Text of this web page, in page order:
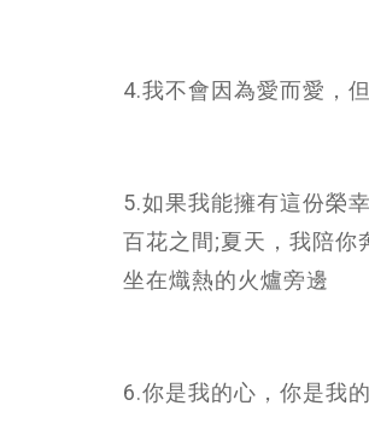
4.我不會因為愛而愛，
5.如果我能擁有這份榮
百花之間;夏天，我陪你
坐在熾熱的火爐旁邊
6.你是我的心，你是我